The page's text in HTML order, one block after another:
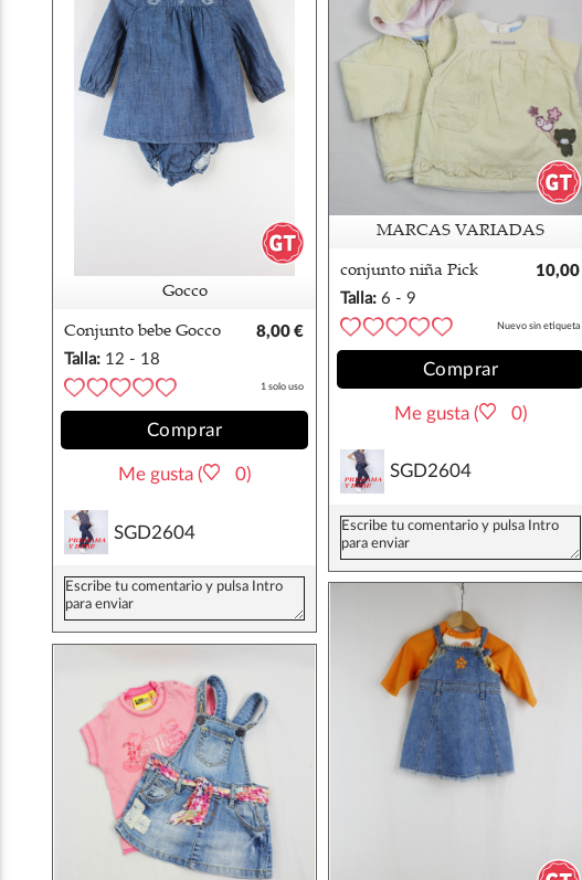
Gocco
Conjunto bebe Gocco
8,00 €
Talla: 12 - 18
meses
1 solo uso
Comprar
Me gusta ( 0)
SGD2604
MARCAS VARIADAS
conjunto niña Pick
Ouic m
10,00
Talla: 6 - 9
meses
Nuevo sin etiqueta
Comprar
Me gusta ( 0)
SGD2604